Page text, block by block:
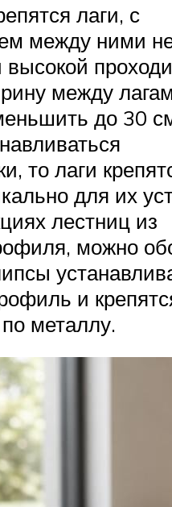
лаги, с
между ними
между
до 30
то лаги
для их
лестниц из
можно
и
металлу.